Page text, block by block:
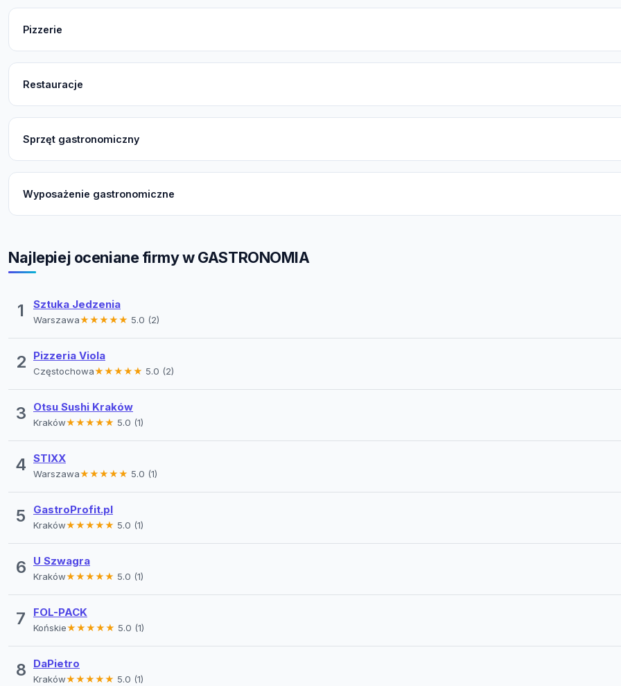
Pizzerie
Restauracje
Sprzęt gastronomiczny
Wyposażenie gastronomiczne
Najlepiej oceniane firmy w GASTRONOMIA
1 Sztuka Jedzenia
Warszawa★★★★★ 5.0 (2)
2 Pizzeria Viola
Częstochowa★★★★★ 5.0 (2)
3 Otsu Sushi Kraków
Kraków★★★★★ 5.0 (1)
4 STIXX
Warszawa★★★★★ 5.0 (1)
5 GastroProfit.pl
Kraków★★★★★ 5.0 (1)
6 U Szwagra
Kraków★★★★★ 5.0 (1)
7 FOL-PACK
Końskie★★★★★ 5.0 (1)
8 DaPietro
Kraków★★★★★ 5.0 (1)